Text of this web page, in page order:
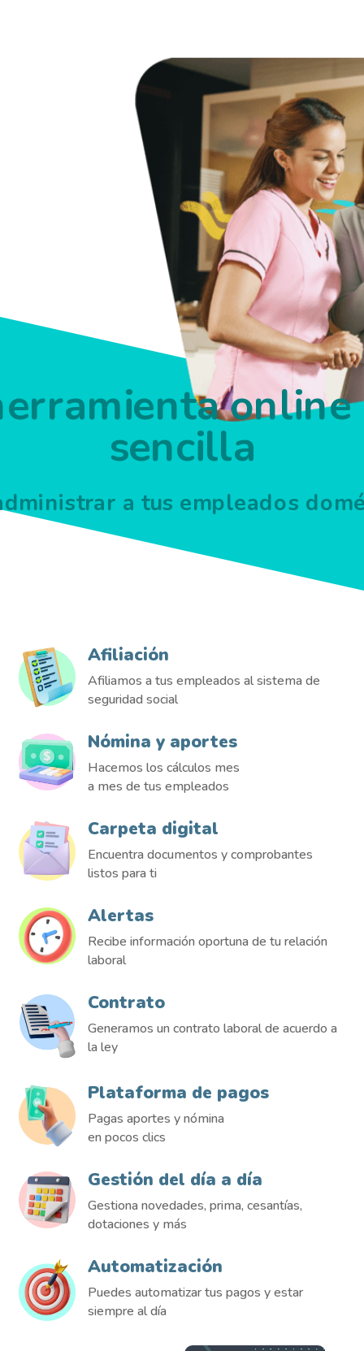
online
sencilla
a tus empleados
Afiliación
Afiliamos a tus empleados al sistema de
seguridad social
Nómina y aportes
Hacemos los cálculos mes
a mes de tus empleados
Carpeta digital
Encuentra documentos y comprobantes
listos para ti
Alertas
Recibe información oportuna de tu relación
laboral
Contrato
Generamos un contrato laboral de acuerdo a
la ley
Plataforma de pagos
Pagas aportes y nómina
en pocos clics
Gestión del día a día
Gestiona novedades, prima, cesantías,
dotaciones y más
Automatización
Puedes automatizar tus pagos y estar
siempre al día